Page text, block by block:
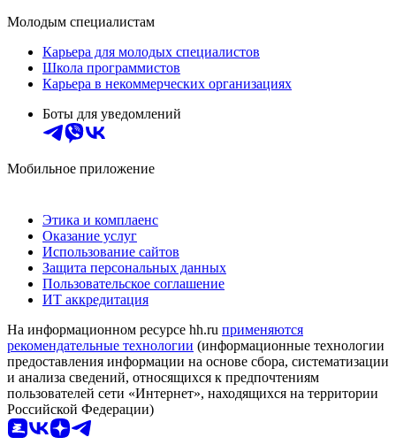
Молодым специалистам
Карьера для молодых специалистов
Школа программистов
Карьера в некоммерческих организациях
Боты для уведомлений
Мобильное приложение
Этика и комплаенс
Оказание услуг
Использование сайтов
Защита персональных данных
Пользовательское соглашение
ИТ аккредитация
На информационном ресурсе hh.ru применяются
рекомендательные технологии (информационные технологии
предоставления информации на основе сбора, систематизации
и анализа сведений, относящихся к предпочтениям
пользователей сети «Интернет», находящихся на территории
Российской Федерации)